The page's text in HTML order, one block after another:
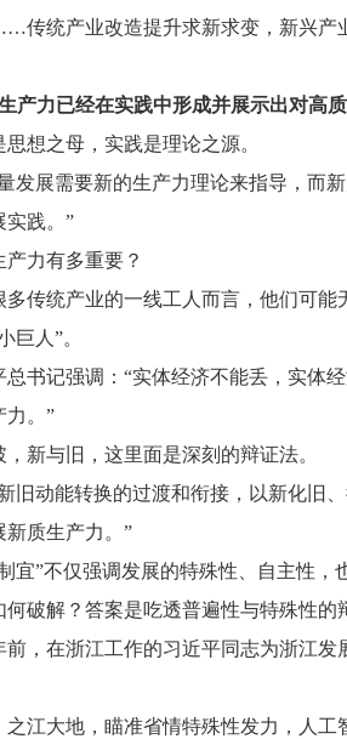
传统产业改造提升求新求变，新兴产
产力已经在实践中形成并展示出对高
思想之母，实践是理论之源。
发展需要新的生产力理论来指导，而
实践。”
产力有多重要？
多传统产业的一线工人而言，他们可
巨人”。
总书记强调：“实体经济不能丢，实体
力。”
，新与旧，这里面是深刻的辩证法。
旧动能转换的过渡和衔接，以新化旧
新质生产力。”
宜”不仅强调发展的特殊性、自主性
何破解？答案是吃透普遍性与特殊性的
前，在浙江工作的习近平同志为浙江
之江大地，瞄准省情特殊性发力，人